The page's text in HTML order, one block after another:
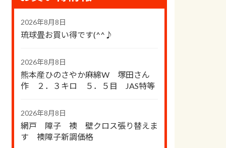
2026年8月8日
琉球畳お買い得です(^^♪
2026年8月8日
熊本産ひのさやか麻綿W 塚田さん
作 ２．３キロ ５．５目 JAS特等
2026年8月8日
網戸 障子 襖 壁クロス張り替えま
す 襖障子新調価格